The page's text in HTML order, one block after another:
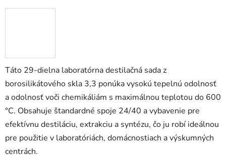
Táto 29-dielna laboratórna destilačná sada z
borosilikátového skla 3,3 ponúka vysokú tepelnú odolnosť
a odolnosť voči chemikáliám s maximálnou teplotou do 600
°C. Obsahuje štandardné spoje 24/40 a vybavenie pre
efektívnu destiláciu, extrakciu a syntézu, čo ju robí ideálnou
pre použitie v laboratóriách, domácnostiach a výskumných
centrách.